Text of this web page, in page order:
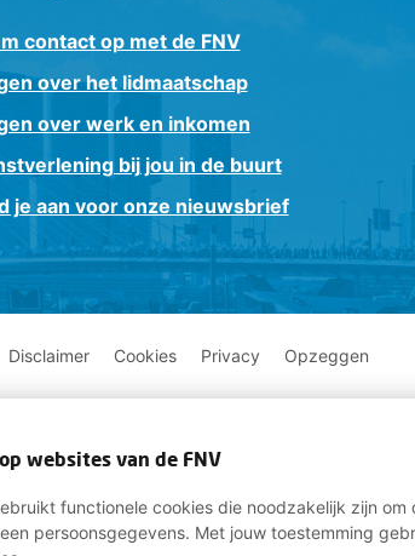
contact op met de FNV
over het lidmaatschap
over werk en inkomen
bij jou in de buurt
je aan voor onze nieuwsbrief
Disclaimer Cookies Privacy Opzeggen
websites van de FNV
functionele cookies die noodzakelijk zijn
persoonsgegevens. Met jouw toestemming